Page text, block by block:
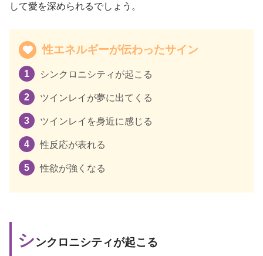
して愛を深められるでしょう。
性エネルギーが伝わったサイン
シンクロニシティが起こる
ツインレイが夢に出てくる
ツインレイを身近に感じる
性反応が表れる
性欲が強くなる
シンクロニシティが起こる